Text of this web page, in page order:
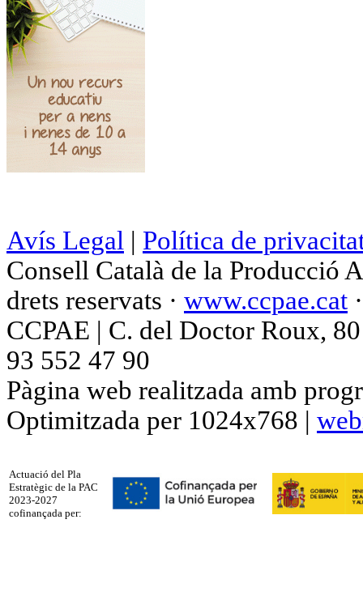
Avís Legal | Política de
Consell Català de la Producció
drets reservats · www.ccpae.cat
CCPAE | C. del Doctor Roux,
93 552 47 90
Pàgina web realitzada amb
Optimitzada per 1024x768 |
Actuació del Pla
Estratègic de la PAC
2023-2027
cofinançada per: